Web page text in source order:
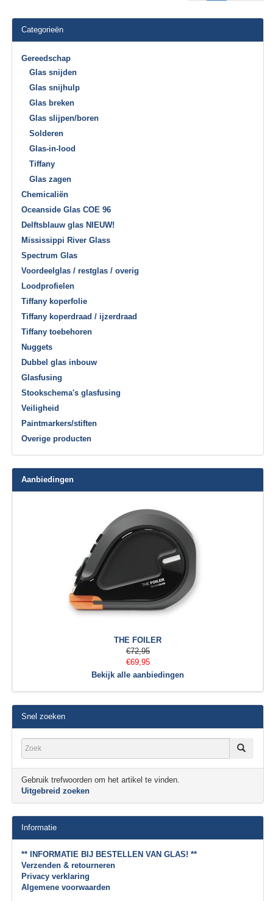
Categorieën
Gereedschap
Glas snijden
Glas snijhulp
Glas breken
Glas slijpen/boren
Solderen
Glas-in-lood
Tiffany
Glas zagen
Chemicaliën
Oceanside Glas COE 96
Delftsblauw glas NIEUW!
Mississippi River Glass
Spectrum Glas
Voordeelglas / restglas / overig
Loodprofielen
Tiffany koperfolie
Tiffany koperdraad / ijzerdraad
Tiffany toebehoren
Nuggets
Dubbel glas inbouw
Glasfusing
Stookschema's glasfusing
Veiligheid
Paintmarkers/stiften
Overige producten
Aanbiedingen
THE FOILER
€72,95
€69,95
Bekijk alle aanbiedingen
Snel zoeken
Gebruik trefwoorden om het artikel te vinden.
Uitgebreid zoeken
Informatie
** INFORMATIE BIJ BESTELLEN VAN GLAS! **
Verzenden & retourneren
Privacy verklaring
Algemene voorwaarden